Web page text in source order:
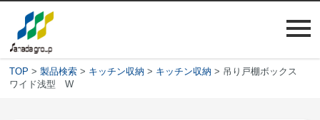
TOP >製品検索 > キッチン収納 > キッチン収納 > 吊り戸棚ボックス
ワイド浅型 W